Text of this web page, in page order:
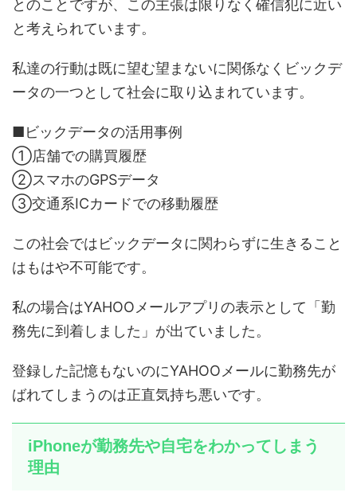
とのことですが、この主張は限りなく確信犯に近い
と考えられています。
私達の行動は既に望む望まないに関係なくビックデ
ータの一つとして社会に取り込まれています。
■ビックデータの活用事例
①店舗での購買履歴
②スマホのGPSデータ
③交通系ICカードでの移動履歴
この社会ではビックデータに関わらずに生きること
はもはや不可能です。
私の場合はYAHOOメールアプリの表示として「勤
務先に到着しました」が出ていました。
登録した記憶もないのにYAHOOメールに勤務先が
ばれてしまうのは正直気持ち悪いです。
iPhoneが勤務先や自宅をわかってしまう
理由